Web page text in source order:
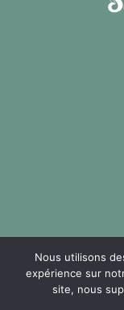
Nous utilisons
expérience sur
site, nous